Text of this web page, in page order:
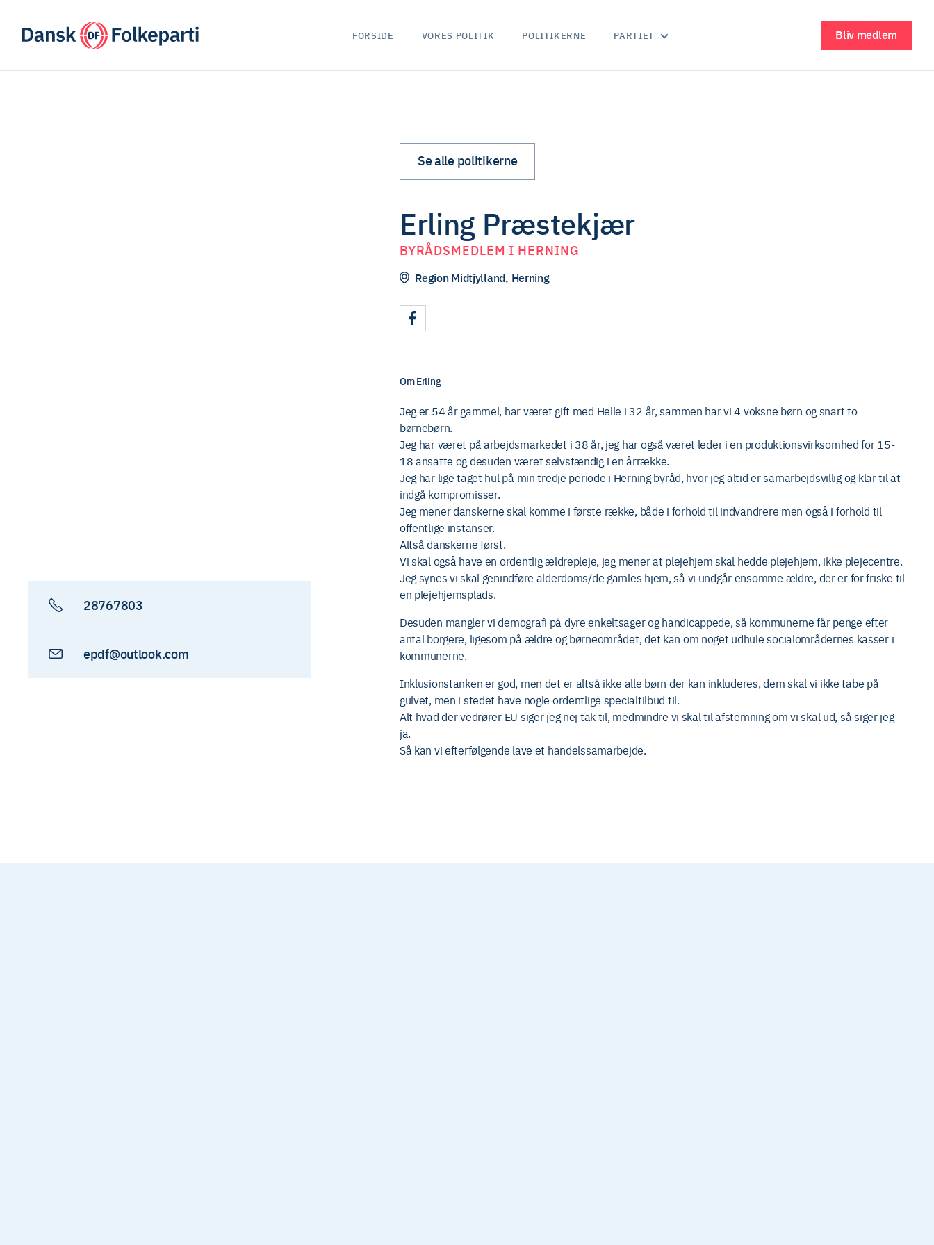
FORSIDE VORES POLITIK POLITIKERNE PARTIET Bliv medlem
28767803
epdf@outlook.com
Se alle politikerne
Erling Præstekjær
BYRÅDSMEDLEM I HERNING
Region Midtjylland, Herning
Om Erling
Jeg er 54 år gammel, har været gift med Helle i 32 år, sammen har vi 4 voksne børn og snart to
børnebørn.
Jeg har været på arbejdsmarkedet i 38 år, jeg har også været leder i en produktionsvirksomhed for 15-
18 ansatte og desuden været selvstændig i en årrække.
Jeg har lige taget hul på min tredje periode i Herning byråd, hvor jeg altid er samarbejdsvillig og klar til at
indgå kompromisser.
Jeg mener danskerne skal komme i første række, både i forhold til indvandrere men også i forhold til
offentlige instanser.
Altså danskerne først.
Vi skal også have en ordentlig ældrepleje, jeg mener at plejehjem skal hedde plejehjem, ikke plejecentre.
Jeg synes vi skal genindføre alderdoms/de gamles hjem, så vi undgår ensomme ældre, der er for friske til
en plejehjemsplads.
Desuden mangler vi demografi på dyre enkeltsager og handicappede, så kommunerne får penge efter
antal borgere, ligesom på ældre og børneområdet, det kan om noget udhule socialområdernes kasser i
kommunerne.
Inklusionstanken er god, men det er altså ikke alle børn der kan inkluderes, dem skal vi ikke tabe på
gulvet, men i stedet have nogle ordentlige specialtilbud til.
Alt hvad der vedrører EU siger jeg nej tak til, medmindre vi skal til afstemning om vi skal ud, så siger jeg
ja.
Så kan vi efterfølgende lave et handelssamarbejde.